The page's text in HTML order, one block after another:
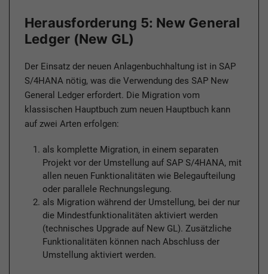
Herausforderung 5: New General
Ledger (New GL)
Der Einsatz der neuen Anlagenbuchhaltung ist in SAP
S/4HANA nötig, was die Verwendung des SAP New
General Ledger erfordert. Die Migration vom
klassischen Hauptbuch zum neuen Hauptbuch kann
auf zwei Arten erfolgen:
als komplette Migration, in einem separaten
Projekt vor der Umstellung auf SAP S/4HANA, mit
allen neuen Funktionalitäten wie Belegaufteilung
oder parallele Rechnungslegung.
als Migration während der Umstellung, bei der nur
die Mindestfunktionalitäten aktiviert werden
(technisches Upgrade auf New GL). Zusätzliche
Funktionalitäten können nach Abschluss der
Umstellung aktiviert werden.